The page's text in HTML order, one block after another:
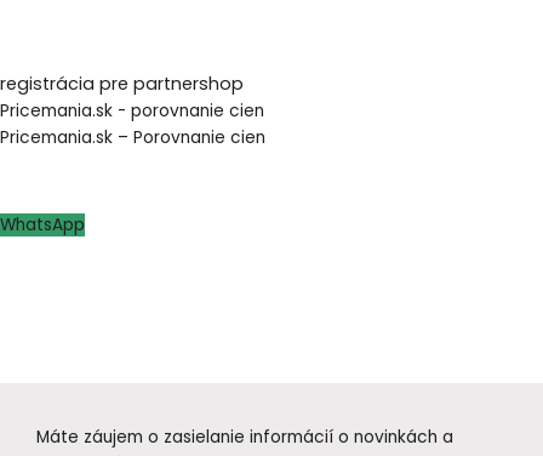
registrácia pre partnershop
Pricemania.sk - porovnanie cien
Pricemania.sk – Porovnanie cien
WhatsApp
Máte záujem o zasielanie informácií o novinkách a